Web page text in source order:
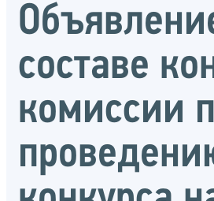
составе
комиссии